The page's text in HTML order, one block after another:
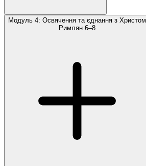
Модуль 4: Освячення та єднання з Христом
Римлян 6–8